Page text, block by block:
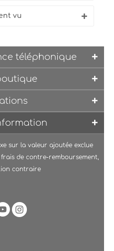
vu
téléphonique
sur la valeur ajoutée exclue
de contre-remboursement,
contraire